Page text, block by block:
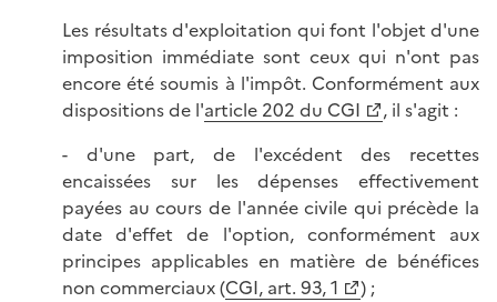
Les résultats d'exploitation qui font l'objet d'une
imposition immédiate sont ceux qui n'ont pas
encore été soumis à l'impôt. Conformément aux
dispositions de l'article 202 du CGI
, il s'agit :
- d'une part, de l'excédent des recettes
encaissées sur les dépenses effectivement
payées au cours de l'année civile qui précède la
date d'effet de l'option, conformément aux
principes applicables en matière de bénéfices
non commerciaux (CGI, art. 93, 1
) ;